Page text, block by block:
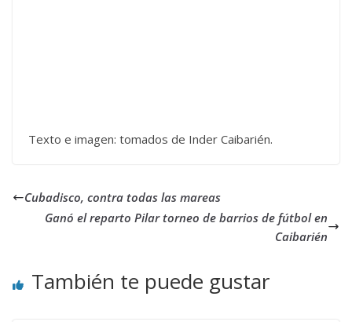
Texto e imagen: tomados de Inder Caibarién.
Cubadisco, contra todas las mareas
Ganó el reparto Pilar torneo de barrios de fútbol en
Caibarién
También te puede gustar